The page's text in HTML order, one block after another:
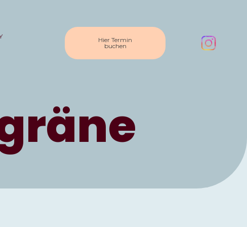
Hier Termin
buchen